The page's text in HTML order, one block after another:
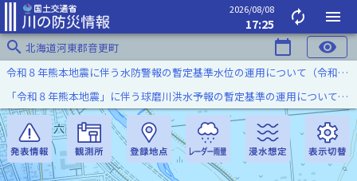
2026/08/08
17:25 autorenew
menu
search 北海道河東郡音更町 calendar_today visibility
令和８年熊本地震に伴う水防警報の暫定基準水位の運用について（令和８年８月７日）
「令和８年熊本地震」に伴う球磨川洪水予報の暫定基準の運用について（令和８年８月５日）